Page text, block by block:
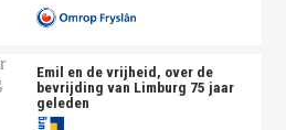
Emil en de vrijheid, over de
bevrijding van Limburg 75 jaar
geleden